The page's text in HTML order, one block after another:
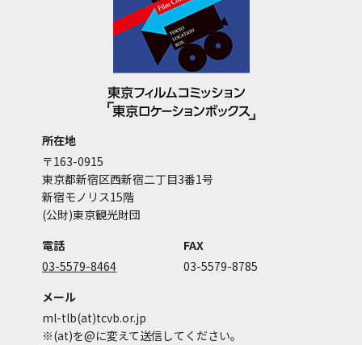
所在地
〒163-0915
東京都新宿区西新宿二丁目3番1号
新宿モノリス15階
(公財)東京観光財団
電話
03-5579-8464
FAX
03-5579-8785
メール
ml-tlb(at)tcvb.or.jp
※(at)を@に変えて送信してください。